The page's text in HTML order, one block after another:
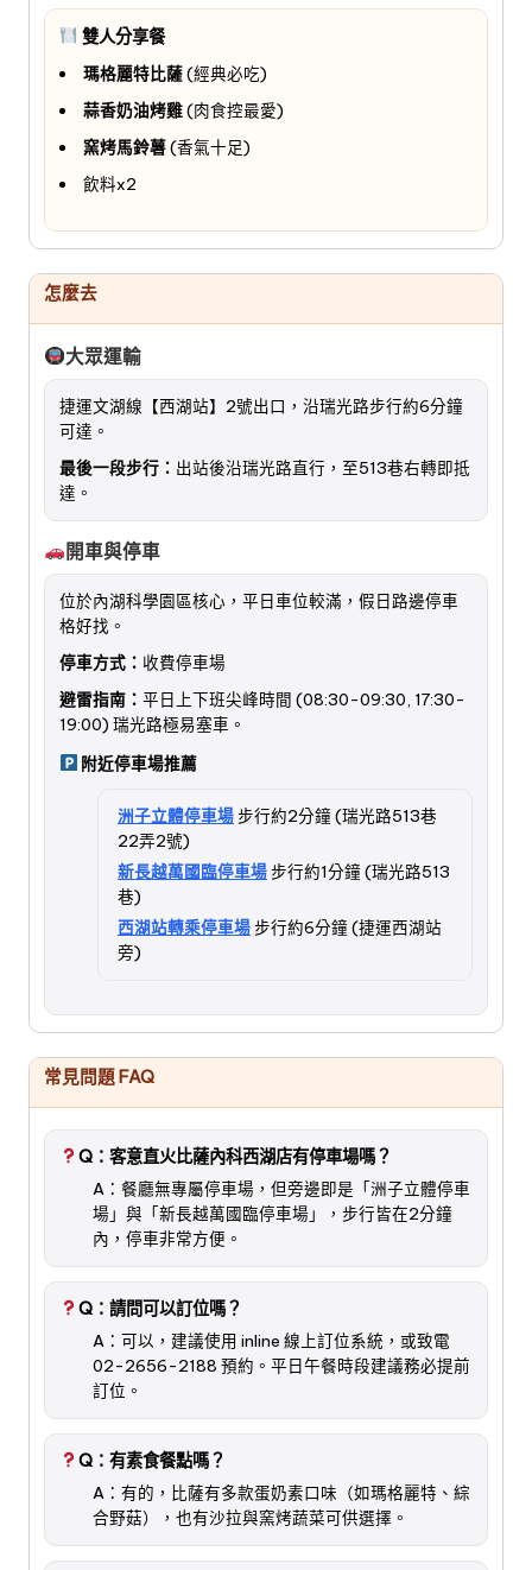
雙人分享餐
瑪格麗特比薩(經典必吃)
蒜香奶油烤雞(肉食控最愛)
窯烤馬鈴薯(香氣十足)
飲料x2
怎麼去
大眾運輸
捷運文湖線【西湖站】2號出口，沿瑞光路步行約6分鐘
可達。
最後一段步行： 出站後沿瑞光路直行，至513巷右轉即抵
達。
開車與停車
位於內湖科學園區核心，平日車位較滿，假日路邊停車
格好找。
停車方式： 收費停車場
避雷指南： 平日上下班尖峰時間 (08:30-09:30, 17:30-
19:00) 瑞光路極易塞車。
附近停車場推薦
洲子立體停車場步行約2分鐘 (瑞光路513巷
22弄2號)
新長越萬國臨停車場步行約1分鐘 (瑞光路513
巷)
西湖站轉乘停車場步行約6分鐘 (捷運西湖站
旁)
常見問題 FAQ
Q：客意直火比薩內科西湖店有停車場嗎？
A：餐廳無專屬停車場，但旁邊即是「洲子立體停車
場」與「新長越萬國臨停車場」，步行皆在2分鐘
內，停車非常方便。
Q：請問可以訂位嗎？
A：可以，建議使用 inline 線上訂位系統，或致電
02-2656-2188 預約。平日午餐時段建議務必提前
訂位。
Q：有素食餐點嗎？
A：有的，比薩有多款蛋奶素口味（如瑪格麗特、綜
合野菇），也有沙拉與窯烤蔬菜可供選擇。